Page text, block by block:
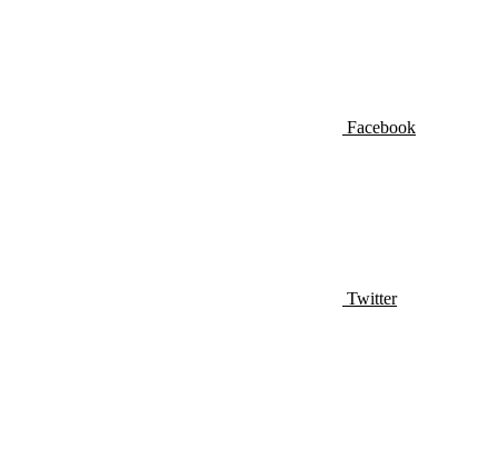
Facebook
Twitter